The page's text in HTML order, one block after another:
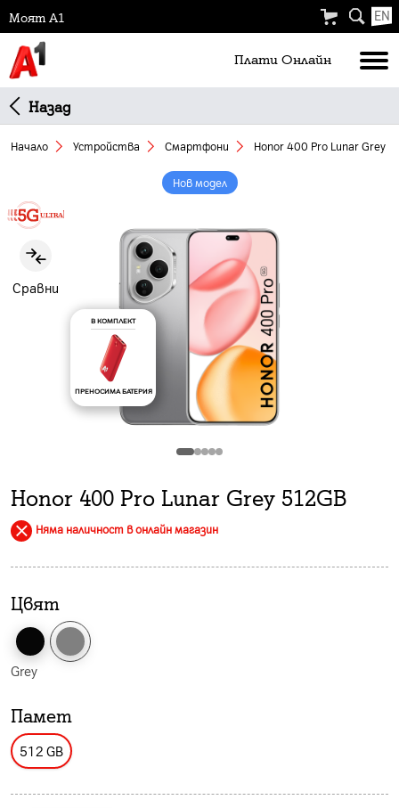
Моят А1 EN
Плати Oнлайн
Назад
Начало Устройства Смартфони Honor 400 Pro Lunar Grey
Нов модел
Сравни
В КОМПЛЕКТ
ПРЕНОСИМА БАТЕРИЯ
Honor 400 Pro Lunar Grey 512GB
Няма наличност в онлайн магазин
Цвят
Grey
Памет
512 GB